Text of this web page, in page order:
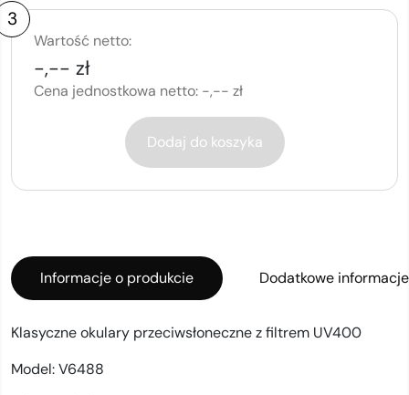
3
Wartość netto:
-,-- zł
Cena jednostkowa netto: -,-- zł
Dodaj do koszyka
Informacje o produkcie Dodatkowe informacje
Klasyczne okulary przeciwsłoneczne z filtrem UV400
Model:V6488